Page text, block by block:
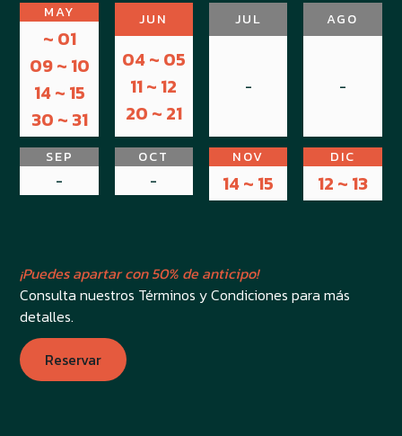
MAY
~ 01
09 ~ 10
14 ~ 15
30 ~ 31
JUN
04 ~ 05
11 ~ 12
20 ~ 21
JUL
-
AGO
-
SEP
-
OCT
-
NOV
14 ~ 15
DIC
12 ~ 13
¡Puedes apartar con 50% de anticipo!
Consulta nuestros Términos y Condiciones para más
detalles.
Reservar